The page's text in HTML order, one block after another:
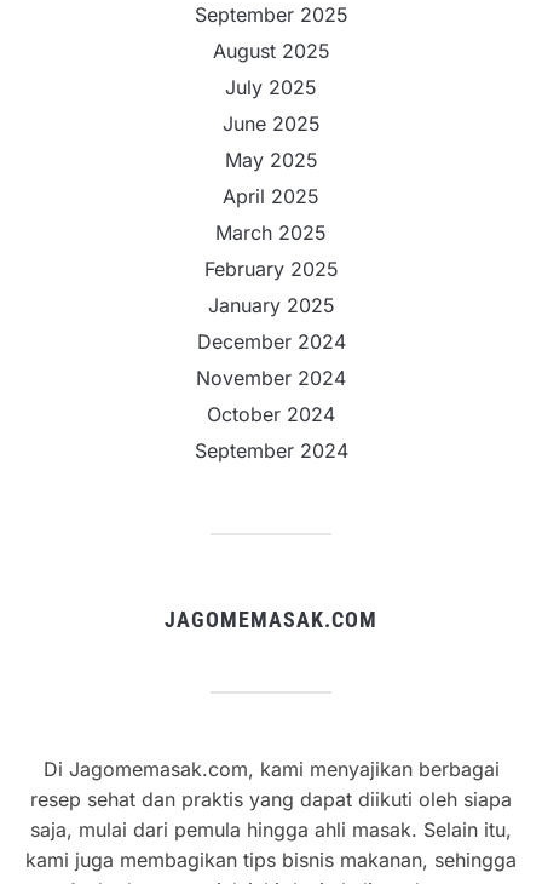
September 2025
August 2025
July 2025
June 2025
May 2025
April 2025
March 2025
February 2025
January 2025
December 2024
November 2024
October 2024
September 2024
JAGOMEMASAK.COM
Di Jagomemasak.com, kami menyajikan berbagai
resep sehat dan praktis yang dapat diikuti oleh siapa
saja, mulai dari pemula hingga ahli masak. Selain itu,
kami juga membagikan tips bisnis makanan, sehingga